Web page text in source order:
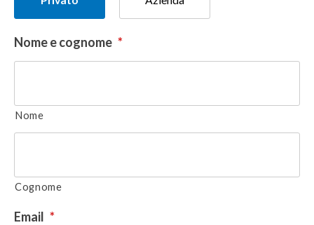
donatore
Nome e cognome *
Nome
Cognome
Email *